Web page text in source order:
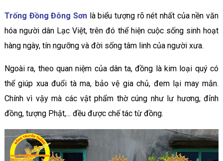
Trống Đồng Đông Sơnlà biểu tượng rõ nét nhất của nền văn
hóa người dân Lạc Việt, trên đó thể hiện cuộc sống sinh hoạt
hàng ngày, tín ngưỡng và đời sống tâm linh của người xưa.
Ngoài ra, theo quan niệm của dân ta, đồng là kim loại quý có
thể giúp xua đuổi tà ma, bảo vệ gia chủ, đem lại may mắn.
Chính vì vậy mà các vật phẩm thờ cúng như lư hương, đỉnh
đồng, tượng Phật,... đều được chế tác từ đồng.